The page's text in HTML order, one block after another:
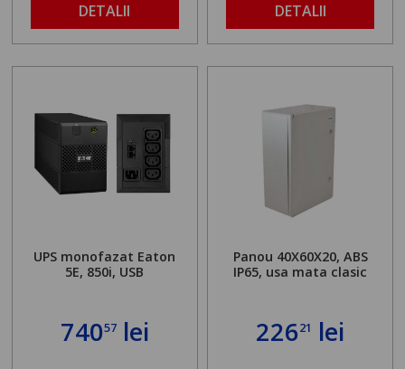
DETALII DETALII
UPS monofazat Eaton
5E, 850i, USB
74057lei
Panou 40X60X20, ABS
IP65, usa mata clasic
22621 lei